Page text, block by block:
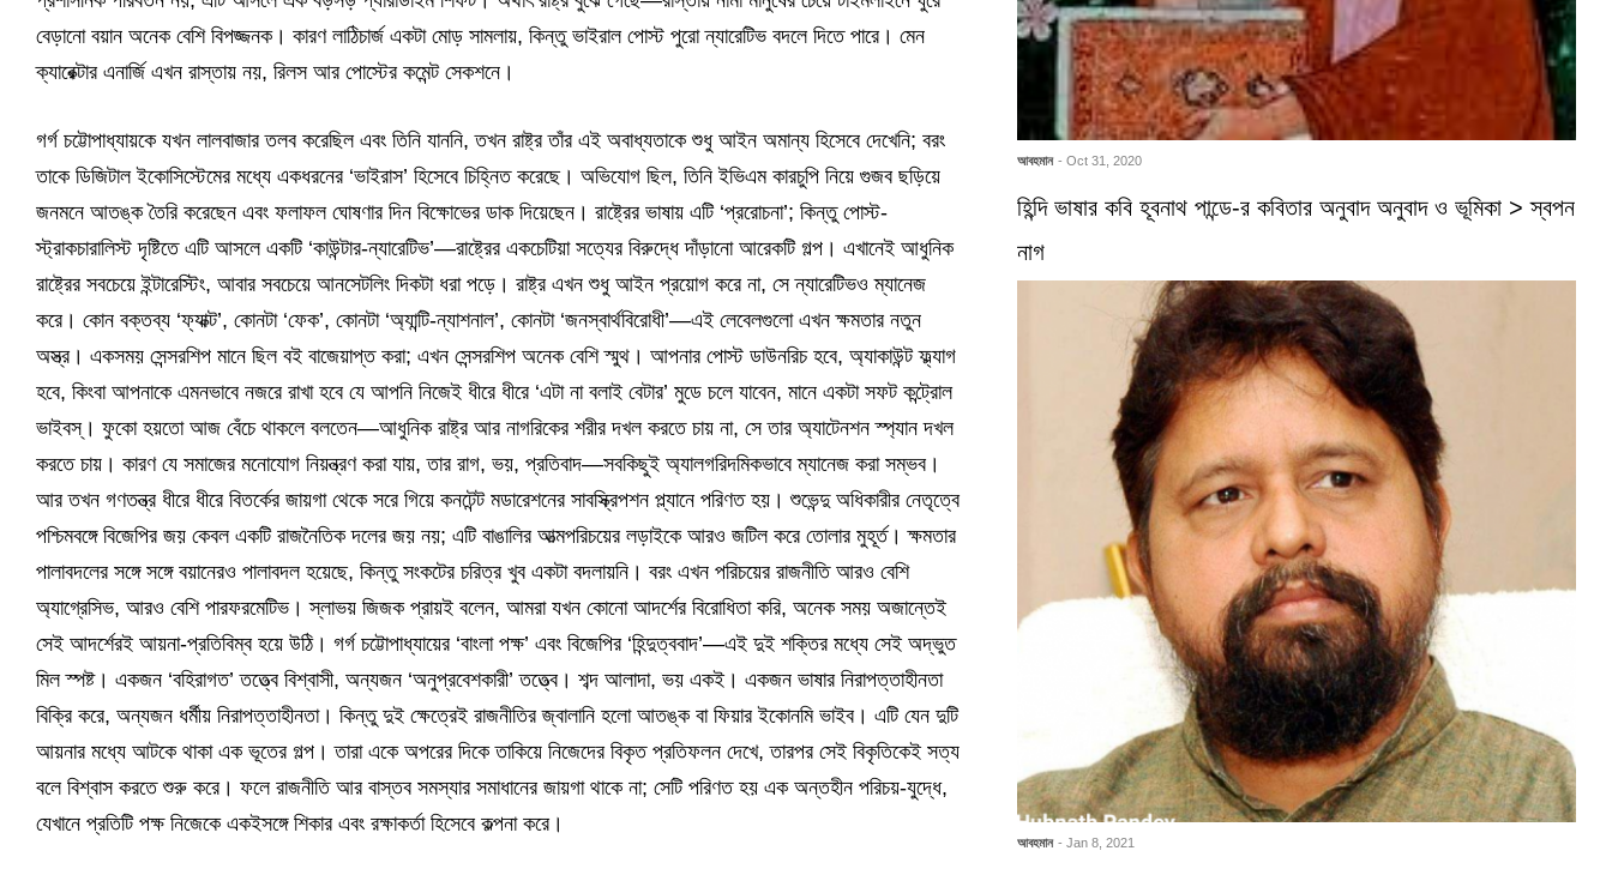
বেড়ানো বয়ান অনেক বেশি বিপজ্জনক। কারণ লাঠিচার্জ একটা মোড় সামলায়, কিন্তু ভাইরাল পোস্ট পুরো ন্যারেটিভ বদলে দিতে পারে। মেন
ক্যারেক্টার এনার্জি এখন রাস্তায় নয়, রিলস আর পোস্টের কমেন্ট সেকশনে।
গর্গ চট্টোপাধ্যায়কে যখন লালবাজার তলব করেছিল এবং তিনি যাননি, তখন রাষ্ট্র তাঁর এই অবাধ্যতাকে শুধু আইন অমান্য হিসেবে দেখেনি; বরং
তাকে ডিজিটাল ইকোসিস্টেমের মধ্যে একধরনের ‘ভাইরাস’ হিসেবে চিহ্নিত করেছে। অভিযোগ ছিল, তিনি ইভিএম কারচুপি নিয়ে গুজব ছড়িয়ে
জনমনে আতঙ্ক তৈরি করেছেন এবং ফলাফল ঘোষণার দিন বিক্ষোভের ডাক দিয়েছেন। রাষ্ট্রের ভাষায় এটি ‘প্ররোচনা’; কিন্তু পোস্ট-
স্ট্রাকচারালিস্ট দৃষ্টিতে এটি আসলে একটি ‘কাউন্টার-ন্যারেটিভ’—রাষ্ট্রের একচেটিয়া সত্যের বিরুদ্ধে দাঁড়ানো আরেকটি গল্প। এখানেই আধুনিক
রাষ্ট্রের সবচেয়ে ইন্টারেস্টিং, আবার সবচেয়ে আনসেটলিং দিকটা ধরা পড়ে। রাষ্ট্র এখন শুধু আইন প্রয়োগ করে না, সে ন্যারেটিভও ম্যানেজ
করে। কোন বক্তব্য ‘ফ্যাক্ট’, কোনটা ‘ফেক’, কোনটা ‘অ্যান্টি-ন্যাশনাল’, কোনটা ‘জনস্বার্থবিরোধী’—এই লেবেলগুলো এখন ক্ষমতার নতুন
অস্ত্র। একসময় সেন্সরশিপ মানে ছিল বই বাজেয়াপ্ত করা; এখন সেন্সরশিপ অনেক বেশি স্মুথ। আপনার পোস্ট ডাউনরিচ হবে, অ্যাকাউন্ট ফ্ল্যাগ
হবে, কিংবা আপনাকে এমনভাবে নজরে রাখা হবে যে আপনি নিজেই ধীরে ধীরে ‘এটা না বলাই বেটার’ মুডে চলে যাবেন, মানে একটা সফট কন্ট্রোল
ভাইবস্। ফুকো হয়তো আজ বেঁচে থাকলে বলতেন—আধুনিক রাষ্ট্র আর নাগরিকের শরীর দখল করতে চায় না, সে তার অ্যাটেনশন স্প্যান দখল
করতে চায়। কারণ যে সমাজের মনোযোগ নিয়ন্ত্রণ করা যায়, তার রাগ, ভয়, প্রতিবাদ—সবকিছুই অ্যালগরিদমিকভাবে ম্যানেজ করা সম্ভব।
আর তখন গণতন্ত্র ধীরে ধীরে বিতর্কের জায়গা থেকে সরে গিয়ে কনটেন্ট মডারেশনের সাবস্ক্রিপশন প্ল্যানে পরিণত হয়। শুভেন্দু অধিকারীর নেতৃত্বে
পশ্চিমবঙ্গে বিজেপির জয় কেবল একটি রাজনৈতিক দলের জয় নয়; এটি বাঙালির আত্মপরিচয়ের লড়াইকে আরও জটিল করে তোলার মুহূর্ত। ক্ষমতার
পালাবদলের সঙ্গে সঙ্গে বয়ানেরও পালাবদল হয়েছে, কিন্তু সংকটের চরিত্র খুব একটা বদলায়নি। বরং এখন পরিচয়ের রাজনীতি আরও বেশি
অ্যাগ্রেসিভ, আরও বেশি পারফরমেটিভ। স্লাভয় জিজক প্রায়ই বলেন, আমরা যখন কোনো আদর্শের বিরোধিতা করি, অনেক সময় অজান্তেই
সেই আদর্শেরই আয়না-প্রতিবিম্ব হয়ে উঠি। গর্গ চট্টোপাধ্যায়ের ‘বাংলা পক্ষ’ এবং বিজেপির ‘হিন্দুত্ববাদ’—এই দুই শক্তির মধ্যে সেই অদ্ভুত
মিল স্পষ্ট। একজন ‘বহিরাগত’ তত্ত্বে বিশ্বাসী, অন্যজন ‘অনুপ্রবেশকারী’ তত্ত্বে। শব্দ আলাদা, ভয় একই। একজন ভাষার নিরাপত্তাহীনতা
বিক্রি করে, অন্যজন ধর্মীয় নিরাপত্তাহীনতা। কিন্তু দুই ক্ষেত্রেই রাজনীতির জ্বালানি হলো আতঙ্ক বা ফিয়ার ইকোনমি ভাইব। এটি যেন দুটি
আয়নার মধ্যে আটকে থাকা এক ভূতের গল্প। তারা একে অপরের দিকে তাকিয়ে নিজেদের বিকৃত প্রতিফলন দেখে, তারপর সেই বিকৃতিকেই সত্য
বলে বিশ্বাস করতে শুরু করে। ফলে রাজনীতি আর বাস্তব সমস্যার সমাধানের জায়গা থাকে না; সেটি পরিণত হয় এক অন্তহীন পরিচয়-যুদ্ধে,
যেখানে প্রতিটি পক্ষ নিজেকে একইসঙ্গে শিকার এবং রক্ষাকর্তা হিসেবে কল্পনা করে।
আবহমান - Oct 31, 2020
হিন্দি ভাষার কবি হূবনাথ পান্ডে-র কবিতার অনুবাদ অনুবাদ ও ভূমিকা > স্বপন
নাগ
আবহমান - Jan 8, 2021